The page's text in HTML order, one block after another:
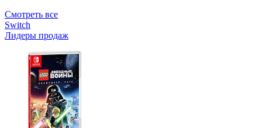
Смотреть все
Switch
Лидеры продаж